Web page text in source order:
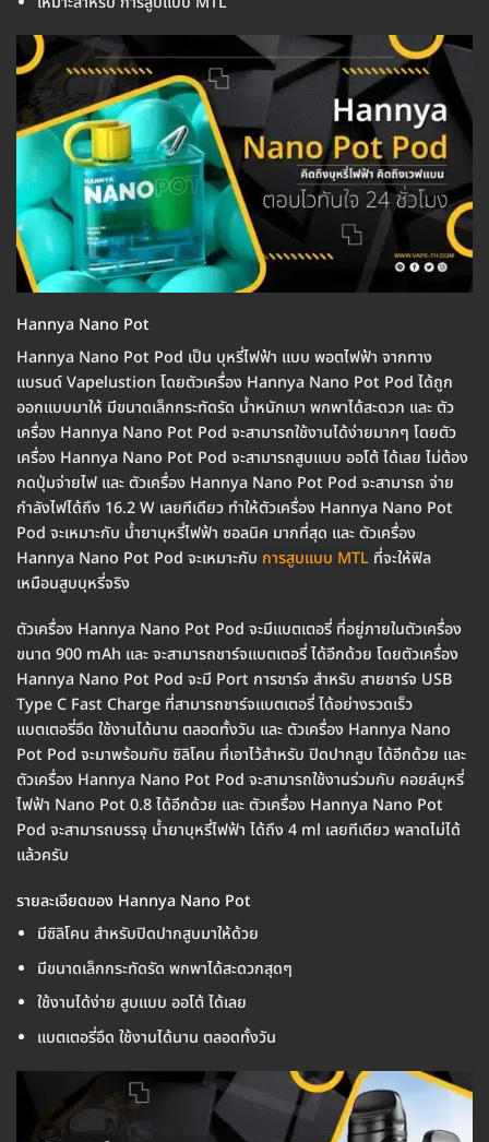
Hannya Nano Pot
Hannya Nano Pot Pod เป็น บุหรี่ไฟฟ้า แบบ พอตไฟฟ้า จากทาง
แบรนด์ Vapelustion โดยตัวเครื่อง Hannya Nano Pot Pod ได้ถูก
ออกแบบมาให้ มีขนาดเล็กกระทัดรัด น้ำหนักเบา พกพาได้สะดวก และ ตัว
เครื่อง Hannya Nano Pot Pod จะสามารถใช้งานได้ง่ายมากๆ โดยตัว
เครื่อง Hannya Nano Pot Pod จะสามารถสูบแบบ ออโต้ ได้เลย ไม่ต้อง
กดปุ่มจ่ายไฟ และ ตัวเครื่อง Hannya Nano Pot Pod จะสามารถ จ่าย
กำลังไฟได้ถึง 16.2 W เลยทีเดียว ทำให้ตัวเครื่อง Hannya Nano Pot
Pod จะเหมาะกับ น้ำยาบุหรี่ไฟฟ้า ซอลนิค มากที่สุด และ ตัวเครื่อง
Hannya Nano Pot Pod จะเหมาะกับ การสูบแบบ MTL ที่จะให้ฟิล
เหมือนสูบบุหรี่จริง
ตัวเครื่อง Hannya Nano Pot Pod จะมีแบตเตอรี่ ที่อยู่ภายในตัวเครื่อง
ขนาด 900 mAh และ จะสามารถชาร์จแบตเตอรี่ ได้อีกด้วย โดยตัวเครื่อง
Hannya Nano Pot Pod จะมี Port การชาร์จ สำหรับ สายชาร์จ USB
Type C Fast Charge ที่สามารถชาร์จแบตเตอรี่ ได้อย่างรวดเร็ว
แบตเตอรี่อึด ใช้งานได้นาน ตลอดทั้งวัน และ ตัวเครื่อง Hannya Nano
Pot Pod จะมาพร้อมกับ ซิลิโคน ที่เอาไว้สำหรับ ปิดปากสูบ ได้อีกด้วย และ
ตัวเครื่อง Hannya Nano Pot Pod จะสามารถใช้งานร่วมกับ คอยล์บุหรี่
ไฟฟ้า Nano Pot 0.8 ได้อีกด้วย และ ตัวเครื่อง Hannya Nano Pot
Pod จะสามารถบรรจุ น้ำยาบุหรี่ไฟฟ้า ได้ถึง 4 ml เลยทีเดียว พลาดไม่ได้
แล้วครับ
รายละเอียดของ Hannya Nano Pot
มีซิลิโคน สำหรับปิดปากสูบมาให้ด้วย
มีขนาดเล็กกระทัดรัด พกพาได้สะดวกสุดๆ
ใช้งานได้ง่าย สูบแบบ ออโต้ ได้เลย
แบตเตอรี่อึด ใช้งานได้นาน ตลอดทั้งวัน